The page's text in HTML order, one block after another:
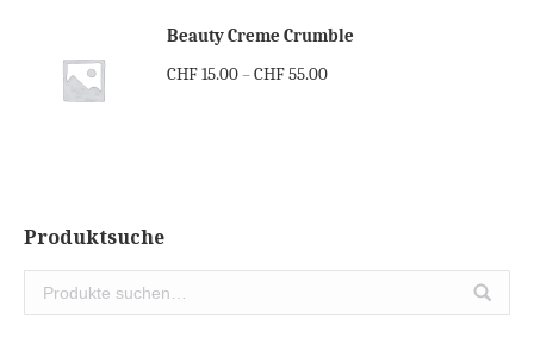
Beauty Creme Crumble
CHF15.00–CHF55.00
Produktsuche